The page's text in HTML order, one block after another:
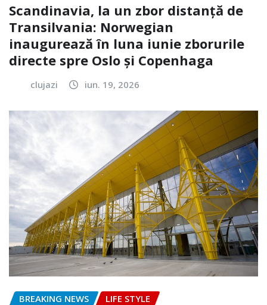
Scandinavia, la un zbor distanță de
Transilvania: Norwegian
inaugurează în luna iunie zborurile
directe spre Oslo și Copenhaga
clujazi iun. 19, 2026
BREAKING NEWS LIFE STYLE